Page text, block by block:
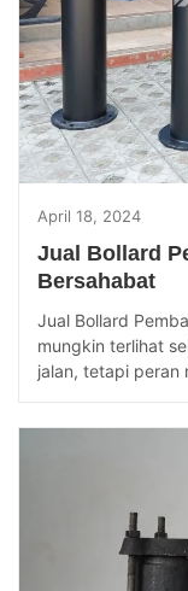
April 18, 2024
Jual Bollard
Bersahabat
Jual Bollard
mungkin terlihat
jalan, tetapi peran